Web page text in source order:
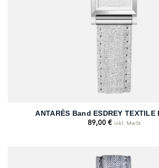
ANTARÈS Band ESDREY TEXTILE
89,00 € inkl. MwSt